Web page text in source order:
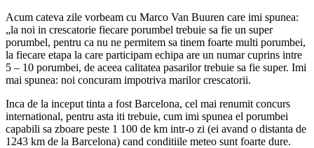
Acum cateva zile vorbeam cu Marco Van Buuren care imi spunea:
„la noi in crescatorie fiecare porumbel trebuie sa fie un super
porumbel, pentru ca nu ne permitem sa tinem foarte multi porumbei,
la fiecare etapa la care participam echipa are un numar cuprins intre
5 – 10 porumbei, de aceea calitatea pasarilor trebuie sa fie super. Imi
mai spunea: noi concuram impotriva marilor crescatorii.
Inca de la inceput tinta a fost Barcelona, cel mai renumit concurs
international, pentru asta iti trebuie, cum imi spunea el porumbei
capabili sa zboare peste 1 100 de km intr-o zi (ei avand o distanta de
1243 km de la Barcelona) cand conditiile meteo sunt foarte dure.